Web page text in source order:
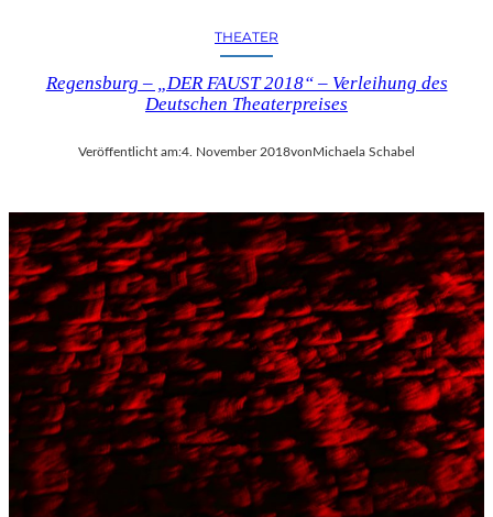
THEATER
Regensburg – „DER FAUST 2018“ – Verleihung des
Deutschen Theaterpreises
Veröffentlicht am:4. November 2018von Michaela Schabel